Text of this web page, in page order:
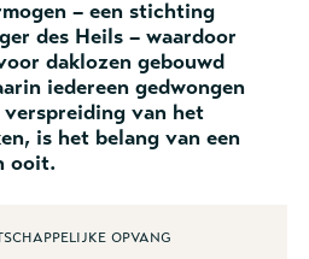
– een stichting
des Heils – waardoor
daklozen gebouwd
iedereen gedwongen
van het
is het belang van een
ooit.
opvang